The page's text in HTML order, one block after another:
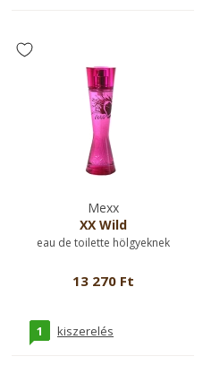
Mexx
XX Wild
eau de toilette hölgyeknek
13 270 Ft
1 kiszerelés